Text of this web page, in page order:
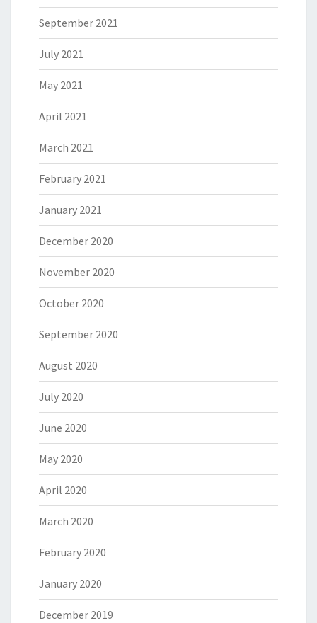
September 2021
July 2021
May 2021
April 2021
March 2021
February 2021
January 2021
December 2020
November 2020
October 2020
September 2020
August 2020
July 2020
June 2020
May 2020
April 2020
March 2020
February 2020
January 2020
December 2019